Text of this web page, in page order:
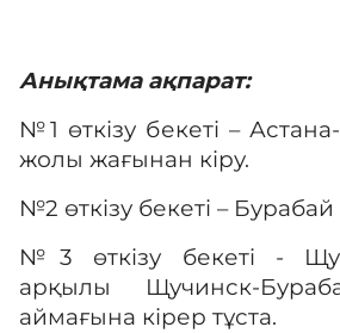
Анықтама ақпарат:
№1 өткізу бекеті –
жолы жағынан кіру.
№2 өткізу бекеті –
№3 өткізу бекеті -
арқылы Щучинск-
аймағына кірер тұста.